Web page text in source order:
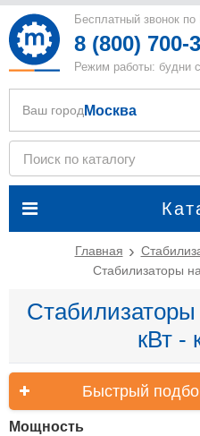
Бесплатный звонок по
8 (800) 700-
Режим работы: будни
Ваш город Москва
Главная
Стабилизаторы
кВт -
Быстрый
Мощность